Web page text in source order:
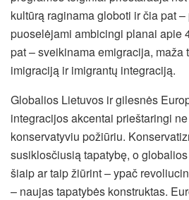
kultūrą raginama globoti ir čia pat
puoselėjami ambicingi planai apie
pat – sveikinama emigracija, maža
imigraciją ir imigrantų integraciją.
Globalios Lietuvos ir gilesnės
integracijos akcentai prieštaringi
konservatyviu požiūriu.
susiklosčiusią tapatybę, o
šiaip ar taip žiūrint – ypač
– naujas tapatybės konstruktas.